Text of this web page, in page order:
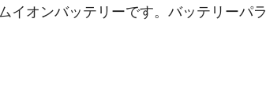
イオンバッテリーです。バッテリーパ